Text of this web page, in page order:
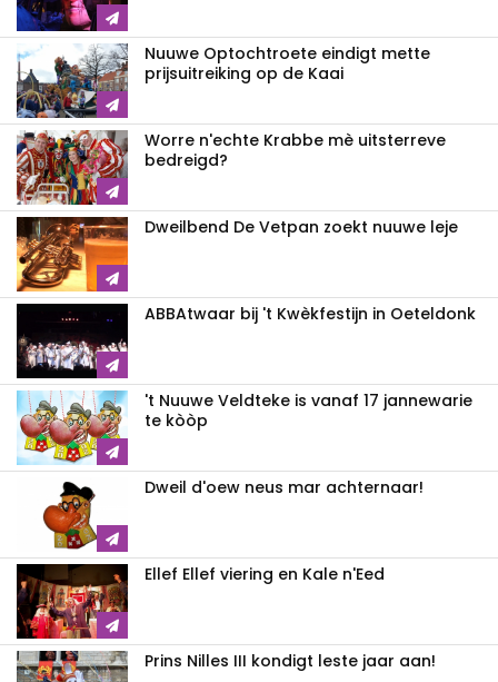
Nuuwe Optochtroete eindigt mette
prijsuitreiking op de Kaai
Worre n'echte Krabbe mè uitsterreve
bedreigd?
Dweilbend De Vetpan zoekt nuuwe leje
ABBAtwaar bij 't Kwèkfestijn in Oeteldonk
't Nuuwe Veldteke is vanaf 17 jannewarie
te kòòp
Dweil d'oew neus mar achternaar!
Ellef Ellef viering en Kale n'Eed
Prins Nilles III kondigt leste jaar aan!